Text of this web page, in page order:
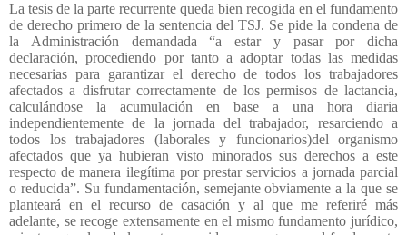
La tesis de la parte recurrente queda bien recogida en el fundamento
de derecho primero de la sentencia del TSJ. Se pide la condena de
la Administración demandada “a estar y pasar por dicha
declaración, procediendo por tanto a adoptar todas las medidas
necesarias para garantizar el derecho de todos los trabajadores
afectados a disfrutar correctamente de los permisos de lactancia,
calculándose la acumulación en base a una hora diaria
independientemente de la jornada del trabajador, resarciendo a
todos los trabajadores (laborales y funcionarios)del organismo
afectados que ya hubieran visto minorados sus derechos a este
respecto de manera ilegítima por prestar servicios a jornada parcial
o reducida”. Su fundamentación, semejante obviamente a la que se
planteará en el recurso de casación y al que me referiré más
adelante, se recoge extensamente en el mismo fundamento jurídico,